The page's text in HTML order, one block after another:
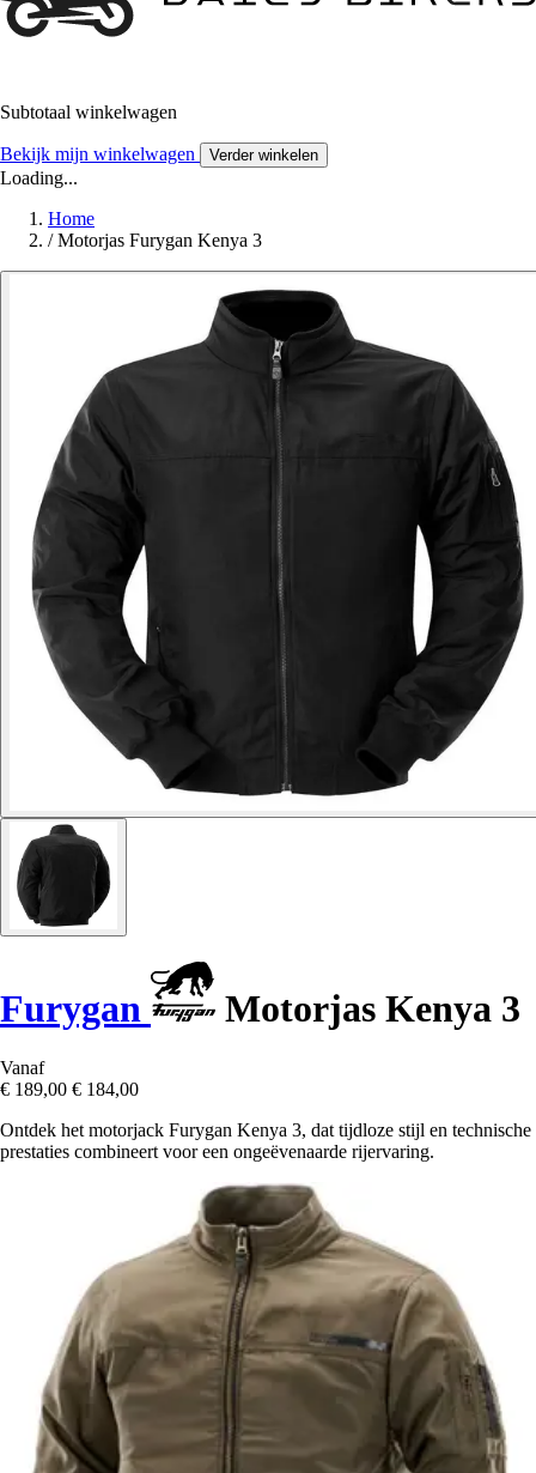
Subtotaal winkelwagen
Bekijk mijn winkelwagen Verder winkelen
Loading...
Home
/ Motorjas Furygan Kenya 3
Furygan Motorjas Kenya 3
Vanaf
€ 189,00 € 184,00
Ontdek het motorjack Furygan Kenya 3, dat tijdloze stijl en technische
prestaties combineert voor een ongeëvenaarde rijervaring.